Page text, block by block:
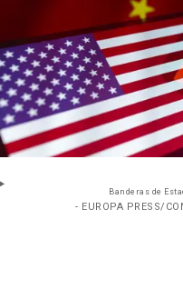
Banderas de
- EUROPA PRESS/